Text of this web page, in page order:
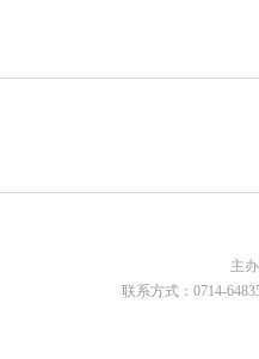
主
联系方式：0714-